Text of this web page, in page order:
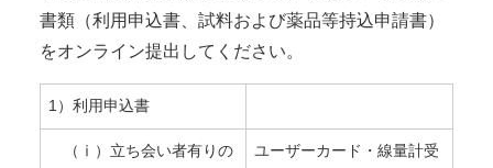
書類（利用申込書、試料および薬品等持込申請書）
をオンライン提出してください。
1）利用申込書
（ⅰ）立ち会い者有りの
ユーザーカード・線量計受